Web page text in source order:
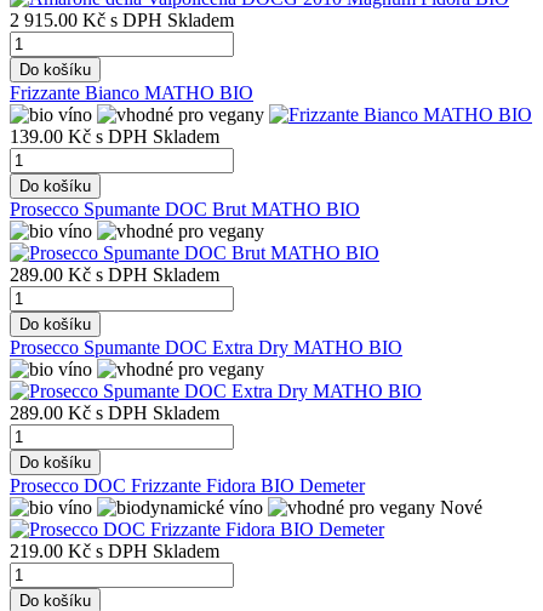
2 915.00 Kč s DPH Skladem
Do košíku
Frizzante Bianco MATHO BIO
139.00 Kč s DPH Skladem
Do košíku
Prosecco Spumante DOC Brut MATHO BIO
289.00 Kč s DPH Skladem
Do košíku
Prosecco Spumante DOC Extra Dry MATHO BIO
289.00 Kč s DPH Skladem
Do košíku
Prosecco DOC Frizzante Fidora BIO Demeter
Nové
219.00 Kč s DPH Skladem
Do košíku